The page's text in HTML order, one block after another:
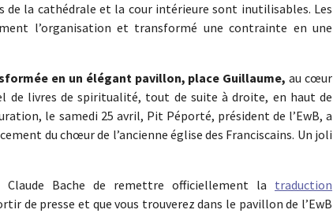
de la cathédrale et la cour intérieure sont inutilisables. Les
l’organisation et transformé une contrainte en une
en un élégant pavillon, place Guillaume, au cœur
de livres de spiritualité, tout de suite à droite, en haut de
le samedi 25 avril, Pit Péporté, président de l’EwB, a
du chœur de l’ancienne église des Franciscains. Un joli
Bache de remettre officiellement la traduction
de presse et que vous trouverez dans le pavillon de l’EwB